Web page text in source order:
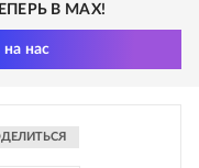
В MAX!
нас